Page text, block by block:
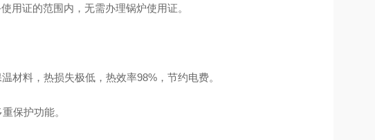
用证的范围内，无需办理锅炉使用证。
材料，热损失极低，热效率98%，节约电费。
保护功能。